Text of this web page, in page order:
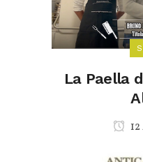
La Paella